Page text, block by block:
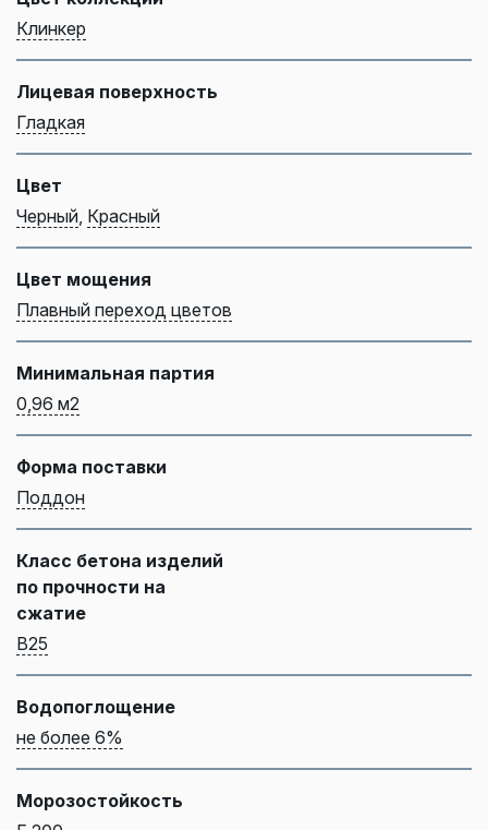
Клинкер
Лицевая поверхность
Гладкая
Цвет
Черный Красный
Цвет мощения
Плавный переход цветов
Минимальная партия
0,96 м2
Форма поставки
Поддон
Класс бетона изделий
по прочности на
сжатие
B25
Водопоглощение
не более 6%
Морозостойкость